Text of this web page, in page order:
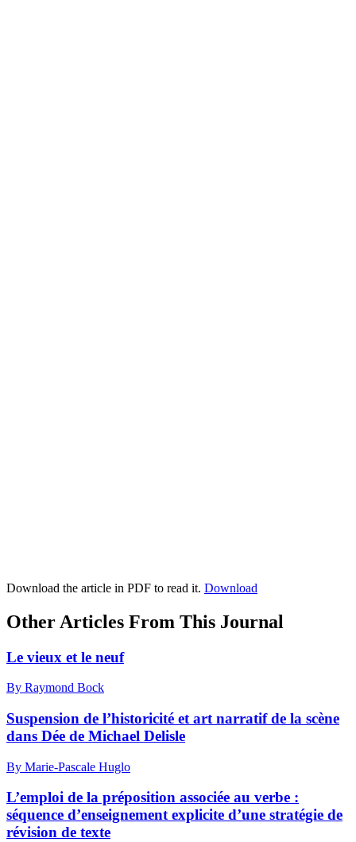
Download the article in PDF to read it. Download
Other Articles From This Journal
Le vieux et le neuf
By Raymond Bock
Suspension de l’historicité et art narratif de la scène
dans Dée de Michael Delisle
By Marie-Pascale Huglo
L’emploi de la préposition associée au verbe :
séquence d’enseignement explicite d’une stratégie de
révision de texte